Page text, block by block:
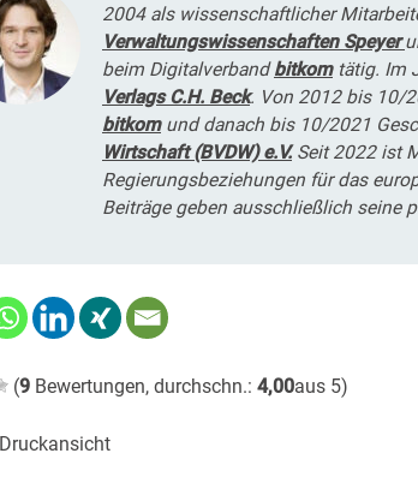
2004 als wissenschaftlicher
Verwaltungswissenschaften Speyer
beim Digitalverbandbitkomtätig. Im
Verlags C.H. Beck. Von 2012 bis 10/
bitkomund danach bis 10/2021
Wirtschaft (BVDW) e.V.Seit 2022 ist
Regierungsbeziehungen für das
Beiträge geben ausschließlich seine
(9 Bewertungen, durchschn.: 4,00aus 5)
Druckansicht